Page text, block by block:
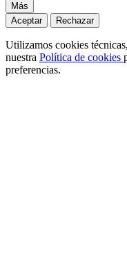
Más
Aceptar
Rechazar
Utilizamos cookies
nuestra Política de cookies
preferencias.